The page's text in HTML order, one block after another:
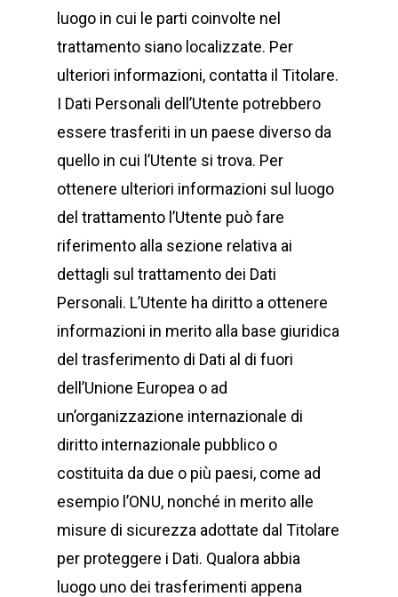
luogo in cui le parti coinvolte nel
trattamento siano localizzate. Per
ulteriori informazioni, contatta il Titolare.
I Dati Personali dell’Utente potrebbero
essere trasferiti in un paese diverso da
quello in cui l’Utente si trova. Per
ottenere ulteriori informazioni sul luogo
del trattamento l’Utente può fare
riferimento alla sezione relativa ai
dettagli sul trattamento dei Dati
Personali. L’Utente ha diritto a ottenere
informazioni in merito alla base giuridica
del trasferimento di Dati al di fuori
dell’Unione Europea o ad
un’organizzazione internazionale di
diritto internazionale pubblico o
costituita da due o più paesi, come ad
esempio l’ONU, nonché in merito alle
misure di sicurezza adottate dal Titolare
per proteggere i Dati. Qualora abbia
luogo uno dei trasferimenti appena